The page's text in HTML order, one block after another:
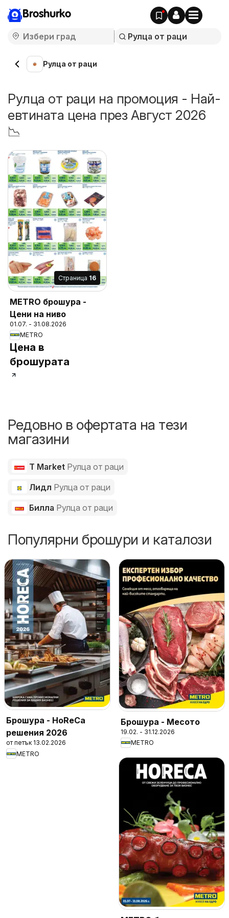
Broshurko
Рулца от раци
Рулца от раци на промоция - Най-
евтината цена през Август 2026
📉
Cтраница 16
METRO брошура -
Цени на ниво
01.07. - 31.08.2026
METRO
Цена в
брошурата
Редовно в офертата на тези
магазини
T Market Рулца от раци
Лидл Рулца от раци
Билла Рулца от раци
Популярни брошури и каталози
Брошура - HoReCa
решения 2026
от петък 13.02.2026
METRO
Брошура - Месото
19.02. - 31.12.2026
METRO